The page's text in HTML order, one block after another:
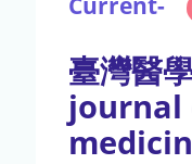
臺灣醫
journal